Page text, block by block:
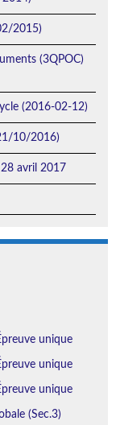
2015)
(3QPOC)
(2016-02-12)
10/2016)
avril 2017
unique
unique
unique
(Sec.3)